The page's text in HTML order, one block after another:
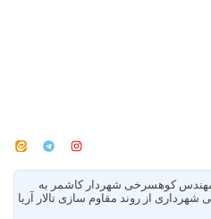
کوهسرخی شهردار کاشمر به
از روند مقاوم سازی تالار آریا